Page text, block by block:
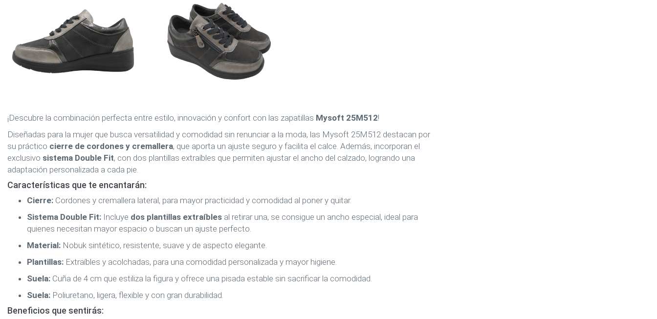
¡Descubre la combinación perfecta entre estilo, innovación y confort con las zapatillas Mysoft 25M512!
Diseñadas para la mujer que busca versatilidad y comodidad sin renunciar a la moda, las Mysoft 25M512 destacan por
su práctico cierre de cordones y cremallera, que aporta un ajuste seguro y facilita el calce. Además, incorporan el
exclusivo sistema Double Fit, con dos plantillas extraíbles que permiten ajustar el ancho del calzado, logrando una
adaptación personalizada a cada pie.
Características que te encantarán:
Cierre: Cordones y cremallera lateral, para mayor practicidad y comodidad al poner y quitar.
Sistema Double Fit: Incluye dos plantillas extraíbles al retirar una, se consigue un ancho especial, ideal para
quienes necesitan mayor espacio o buscan un ajuste perfecto.
Material: Nobuk sintético, resistente, suave y de aspecto elegante.
Plantillas: Extraíbles y acolchadas, para una comodidad personalizada y mayor higiene.
Suela: Cuña de 4 cm que estiliza la figura y ofrece una pisada estable sin sacrificar la comodidad.
Suela: Poliuretano, ligera, flexible y con gran durabilidad.
Beneficios que sentirás: